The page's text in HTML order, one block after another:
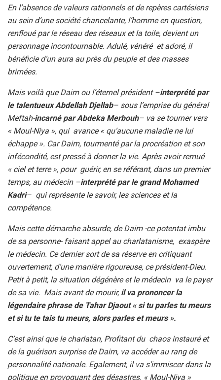
En l’absence de valeurs rationnels et de repères cartésiens
au sein d’une société chancelante, l’homme en question,
renfloué par le réseau des réseaux et la toile, devient un
personnage incontournable. Adulé, vénéré et adoré, il
bénéficie d’un aura au près du peuple et des masses
brimées.
Mais voilà que Daim ou l’éternel président –interprété par
le talentueux Abdellah Djellab– sous l’emprise du général
Meftah-incarné par Abdeka Merbouh– va se tourner vers
« Moul-Niya », qui avance « qu’aucune maladie ne lui
échappe ». Car Daim, tourmenté par la procréation et son
infécondité, est pressé à donner la vie. Après avoir remué
« ciel et terre », pour guérir, en se référant, dans un premier
temps, au médecin –interprété par le grand Mohamed
Kadri– qui représente le savoir, les sciences et la
compétence.
Mais cette démarche absurde, de Daim -ce potentat imbu
de sa personne- faisant appel au charlatanisme, exaspère
le médecin. Ce dernier sort de sa réserve en critiquant
ouvertement, d’une manière rigoureuse, ce président-Dieu.
Petit à petit, la situation dégénère et le médecin va le payer
de sa vie. Mais avant de mourir, il va prononcer la
légendaire phrase de Tahar Djaout « si tu parles tu meurs
et si tu te tais tu meurs, alors parles et meurs ».
C’est ainsi que le charlatan, Profitant du chaos instauré et
de la guérison surprise de Daim, va accéder au rang de
personnalité nationale. Egalement, il va s’immiscer dans la
politique en provoquant des désastres. « Moul-Niya »